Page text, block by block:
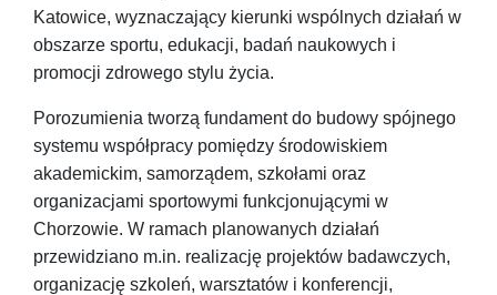
Katowice, wyznaczający kierunki wspólnych działań w
obszarze sportu, edukacji, badań naukowych i
promocji zdrowego stylu życia.
Porozumienia tworzą fundament do budowy spójnego
systemu współpracy pomiędzy środowiskiem
akademickim, samorządem, szkołami oraz
organizacjami sportowymi funkcjonującymi w
Chorzowie. W ramach planowanych działań
przewidziano m.in. realizację projektów badawczych,
organizację szkoleń, warsztatów i konferencji,